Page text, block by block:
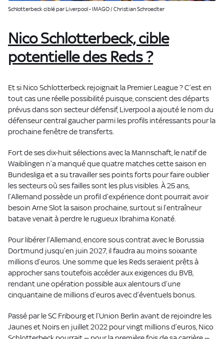
Schlotterbeck ciblé par Liverpool - IMAGO / Christian Schroedter
Nico Schlotterbeck, cible
potentielle des Reds ?
Et si Nico Schlotterbeck rejoignait la Premier League ? C’est en
tout cas une réelle possibilité puisque, conscient des départs
prévus dans son secteur défensif, Liverpool a ajouté le nom du
défenseur central gaucher parmi les profils intéressants pour la
prochaine fenêtre de transferts.
Fort de ses dix-huit sélections avec la Mannschaft, le natif de
Waiblingen n’a manqué que quatre matches cette saison en
Bundesliga et a su travailler ses points forts pour faire oublier
les secteurs où ses failles sont les plus visibles. À 25 ans,
l’Allemand possède un profil d’expérience dont pourrait avoir
besoin Arne Slot la saison prochaine, surtout si l’entraîneur
batave venait à perdre le rugueux Ibrahima Konaté.
Pour libérer l’Allemand, encore sous contrat avec le Borussia
Dortmund jusqu’en juin 2027, il faudra au moins soixante
millions d’euros. Une somme que les Reds seraient prêts à
approcher sans toutefois accéder aux exigences du BVB,
rendant une opération possible aux alentours d’une
cinquantaine de millions d’euros avec d’éventuels bonus.
Passé par le SC Fribourg et l’Union Berlin avant de rejoindre les
Jaunes et Noirs en juillet 2022 pour vingt millions d’euros, Nico